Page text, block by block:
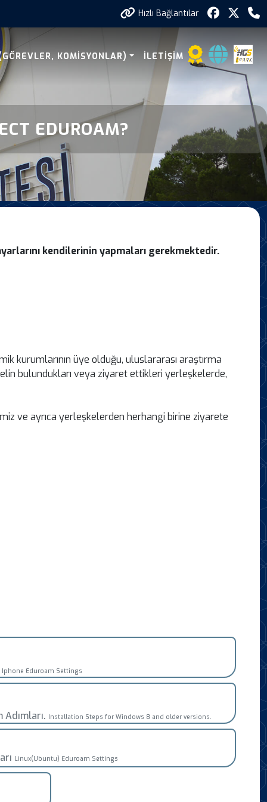
Hızlı Bağlantılar
KOMISYONLAR) İLETIŞIM
EDUROAM?
kendilerinin yapmaları gerekmektedir.
kurumlarının üye olduğu, uluslararası araştırma
bulundukları veya ziyaret ettikleri yerleşkelerde,
ve ayrıca yerleşkelerden herhangi birine ziyarete
Iphone Eduroam Settings
Installation Steps for Windows 8 and older versions.
Linux(Ubuntu) Eduroam Settings